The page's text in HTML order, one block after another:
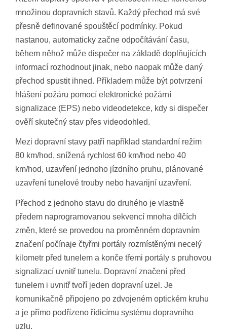
množinou dopravních stavů. Každý přechod má své
přesně definované spouštěcí podmínky. Pokud
nastanou, automaticky začne odpočítávání času,
během něhož může dispečer na základě doplňujících
informací rozhodnout jinak, nebo naopak může daný
přechod spustit ihned. Příkladem může být potvrzení
hlášení požáru pomocí elektronické požární
signalizace (EPS) nebo videodetekce, kdy si dispečer
ověří skutečný stav přes videodohled.
Mezi dopravní stavy patří například standardní režim
80 km/hod, snížená rychlost 60 km/hod nebo 40
km/hod, uzavření jednoho jízdního pruhu, plánované
uzavření tunelové trouby nebo havarijní uzavření.
Přechod z jednoho stavu do druhého je vlastně
předem naprogramovanou sekvencí mnoha dílčích
změn, které se provedou na proměnném dopravním
značení počínaje čtyřmi portály rozmístěnými necelý
kilometr před tunelem a konče třemi portály s pruhovou
signalizací uvnitř tunelu. Dopravní značení před
tunelem i uvnitř tvoří jeden dopravní uzel. Je
komunikačně připojeno po zdvojeném optickém kruhu
a je přímo podřízeno řídicímu systému dopravního
uzlu.